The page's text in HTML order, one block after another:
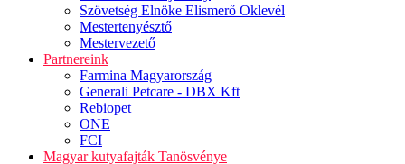
Szövetség Elnöke Elismerő Oklevél
Mestertenyésztő
Mestervezető
Partnereink
Farmina Magyarország
Generali Petcare - DBX Kft
Rebiopet
ONE
FCI
Magyar kutyafajták Tanösvénye